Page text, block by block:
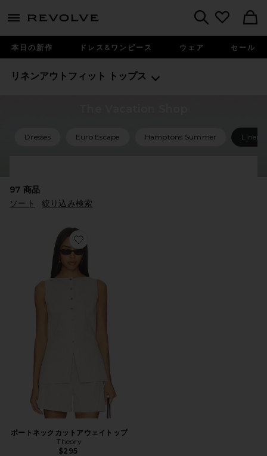
menu - shows more content
本日の新作 ドレス&ワンピース ウェア セール
リネンアウトフィット トップス
Dresses Euro Escape Hamptons Summer Linen
97 商品
ソート
絞り込み検索
Favorite ボートネックカットアウェイトップ
ボートネックカットアウェイトップ
Theory
$295